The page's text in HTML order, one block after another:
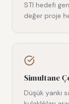
STI hedefi
değer proje
Simultane
Düşük yankı